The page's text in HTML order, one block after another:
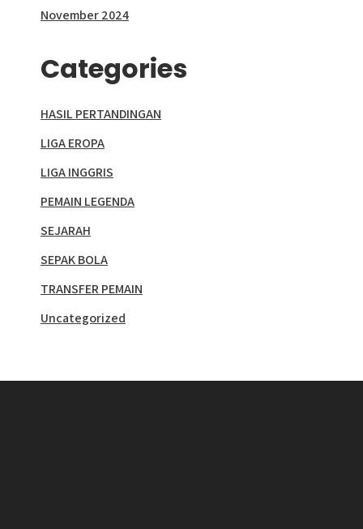
November 2024
Categories
HASIL PERTANDINGAN
LIGA EROPA
LIGA INGGRIS
PEMAIN LEGENDA
SEJARAH
SEPAK BOLA
TRANSFER PEMAIN
Uncategorized